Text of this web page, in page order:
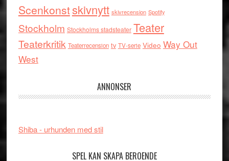
Scenkonstskivnytt skivrecension Spotify
Stockholm Stockholms stadsteater Teater
Teaterkritik Teaterrecension tv TV-serie Video Way Out
West
ANNONSER
Shiba - urhunden med stil
SPEL KAN SKAPA BEROENDE